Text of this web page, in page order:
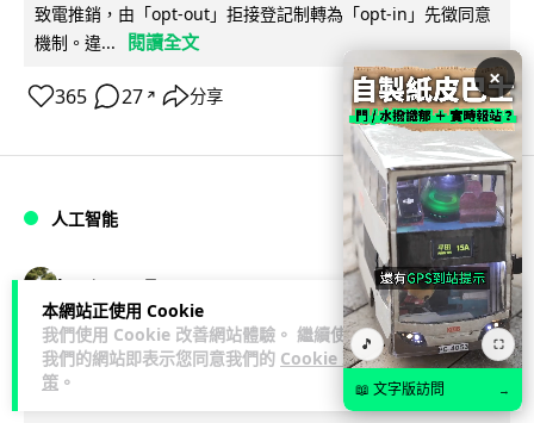
本網站正使用 Cookie
我們使用 Cookie 改善網站體驗。 繼續使用
我們的網站即表示您同意我們的 Cookie 政
策 。
致電推銷，由「opt-out」拒接登記制轉為「opt-in」先徵同意
機制。違...
閱讀全文
365 27 ↗ 分享
人工智能
Lawton 2 日
華為科學家警告 NVIDIA 已近物理極限
華為「韜定律」可繞過摩爾定律瓶頸
×
🎵 ⛶
📖 文字版訪問 →